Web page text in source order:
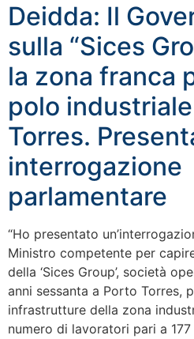
Deidda: Il
sulla “Sices
la zona franca
polo
Torres.
interrogazione
parlamentare
“Ho presentato
Ministro competente per
della ‘Sices Group’, società
anni sessanta a Porto Torres,
infrastrutture della zona
numero di lavoratori pari a